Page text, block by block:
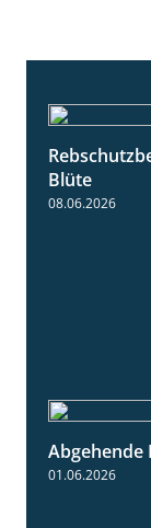
Blüte
08.06.2026
01.06.2026